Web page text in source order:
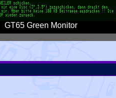
GT65 Green Monitor